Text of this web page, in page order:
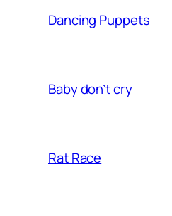
Dancing Puppets
Baby don’t cry
Rat Race